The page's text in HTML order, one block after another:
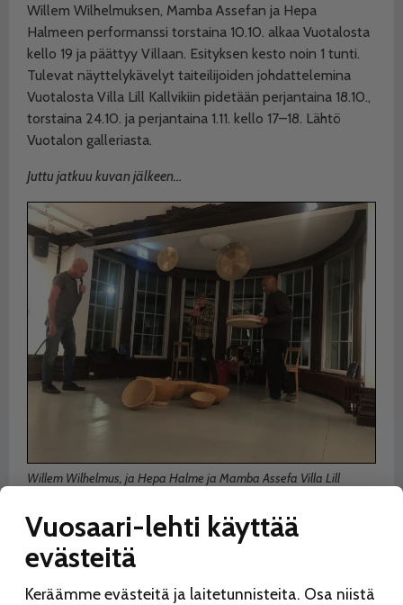
Willem Wilhelmuksen, Mamba Assefan ja Hepa
Halmeen performanssi torstaina 10.10. alkaa Vuotalosta
kello 19 ja päättyy Villaan. Esityksen kesto noin 1 tunti.
Tulevat näyttelykävelyt taiteilijoiden johdattelemina
Vuotalosta Villa Lill Kallvikiin pidetään perjantaina 18.10.,
torstaina 24.10. ja perjantaina 1.11. kello 17–18. Lähtö
Vuotalon galleriasta.
Juttu jatkuu kuvan jälkeen…
Willem Wilhelmus, ja Hepa Halme ja Mamba Assefa Villa Lill
Vuotalon galleria (Mosaiikkitori 2), ma–to kello 8–20, pe
8–18, la 10–16, su suljettu. Villa Lill Kallvik
(Juhannusruusunkuja 5), ke–pe 12–18, la–su 11–17.
Vuosaari-lehti käyttää
evästeitä
Keräämme evästeitä ja laitetunnisteita. Osa niistä